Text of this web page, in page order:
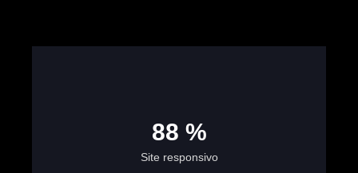
100 %
Site responsivo